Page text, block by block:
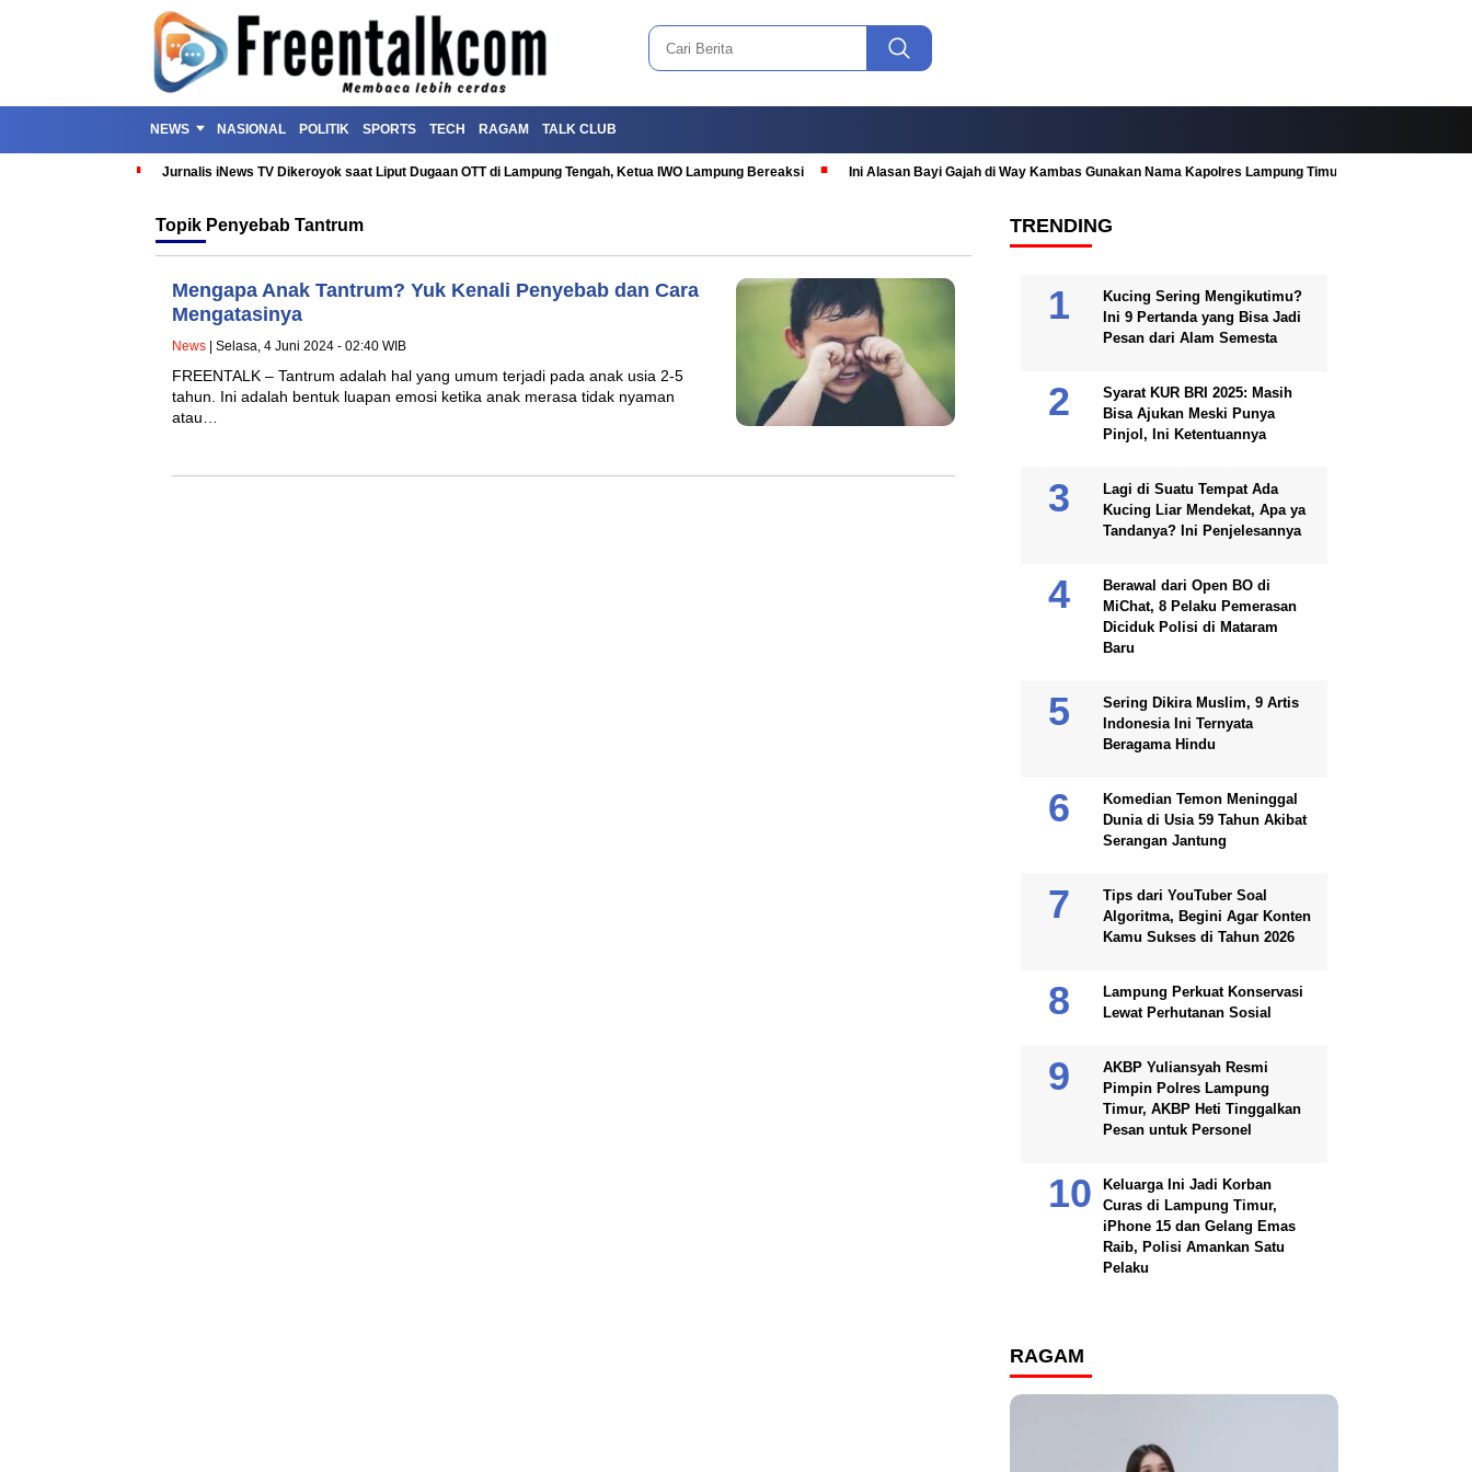
NEWS NASIONAL POLITIK SPORTS TECH RAGAM TALK CLUB
Jurnalis iNews TV Dikeroyok saat Liput Dugaan OTT di Lampung Tengah, Ketua IWO Lampung Bereaksi Ini Alasan Bayi Gajah di Way Kambas Gunakan Nama Kapolres Lampung Timur
Topik Penyebab Tantrum
Mengapa Anak Tantrum? Yuk Kenali Penyebab dan Cara
Mengatasinya
News | Selasa, 4 Juni 2024 - 02:40 WIB
FREENTALK – Tantrum adalah hal yang umum terjadi pada anak usia 2-5
tahun. Ini adalah bentuk luapan emosi ketika anak merasa tidak nyaman
atau…
TRENDING
Kucing Sering Mengikutimu?
Ini 9 Pertanda yang Bisa Jadi
Pesan dari Alam Semesta
Syarat KUR BRI 2025: Masih
Bisa Ajukan Meski Punya
Pinjol, Ini Ketentuannya
Lagi di Suatu Tempat Ada
Kucing Liar Mendekat, Apa ya
Tandanya? Ini Penjelesannya
Berawal dari Open BO di
MiChat, 8 Pelaku Pemerasan
Diciduk Polisi di Mataram
Baru
Sering Dikira Muslim, 9 Artis
Indonesia Ini Ternyata
Beragama Hindu
Komedian Temon Meninggal
Dunia di Usia 59 Tahun Akibat
Serangan Jantung
Tips dari YouTuber Soal
Algoritma, Begini Agar Konten
Kamu Sukses di Tahun 2026
Lampung Perkuat Konservasi
Lewat Perhutanan Sosial
AKBP Yuliansyah Resmi
Pimpin Polres Lampung
Timur, AKBP Heti Tinggalkan
Pesan untuk Personel
Keluarga Ini Jadi Korban
Curas di Lampung Timur,
iPhone 15 dan Gelang Emas
Raib, Polisi Amankan Satu
Pelaku
RAGAM